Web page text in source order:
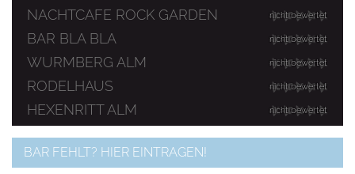
nicht bewertet
NACHTCAFE ROCK GARDEN
nicht bewertet
BAR BLA BLA
nicht bewertet
WURMBERG ALM
nicht bewertet
RODELHAUS
nicht bewertet
HEXENRITT ALM
BAR FEHLT? HIER EINTRAGEN!